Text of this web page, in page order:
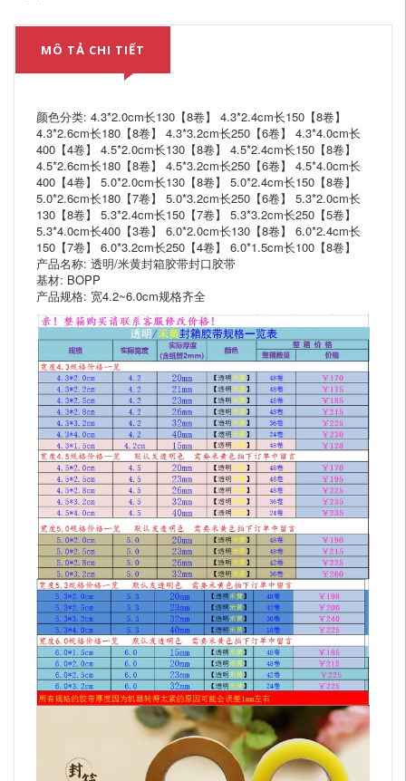
MÔ TẢ CHI TIẾT
颜色分类: 4.3*2.0cm长130【8卷】 4.3*2.4cm长150【8卷】
4.3*2.6cm长180【8卷】 4.3*3.2cm长250【6卷】 4.3*4.0cm长
400【4卷】 4.5*2.0cm长130【8卷】 4.5*2.4cm长150【8卷】
4.5*2.6cm长180【8卷】 4.5*3.2cm长250【6卷】 4.5*4.0cm长
400【4卷】 5.0*2.0cm长130【8卷】 5.0*2.4cm长150【8卷】
5.0*2.6cm长180【7卷】 5.0*3.2cm长250【6卷】 5.3*2.0cm长
130【8卷】 5.3*2.4cm长150【7卷】 5.3*3.2cm长250【5卷】
5.3*4.0cm长400【3卷】 6.0*2.0cm长130【8卷】 6.0*2.4cm长
150【7卷】 6.0*3.2cm长250【4卷】 6.0*1.5cm长100【8卷】
产品名称: 透明/米黄封箱胶带封口胶带
基材: BOPP
产品规格: 宽4.2~6.0cm规格齐全